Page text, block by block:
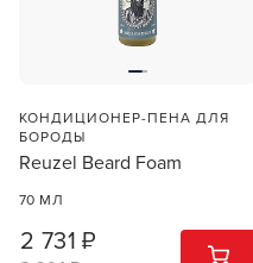
КОНДИЦИОНЕР-ПЕНА ДЛЯ
БОРОДЫ
Reuzel Beard Foam
70 МЛ
2 731 ₽ 1 ШТ